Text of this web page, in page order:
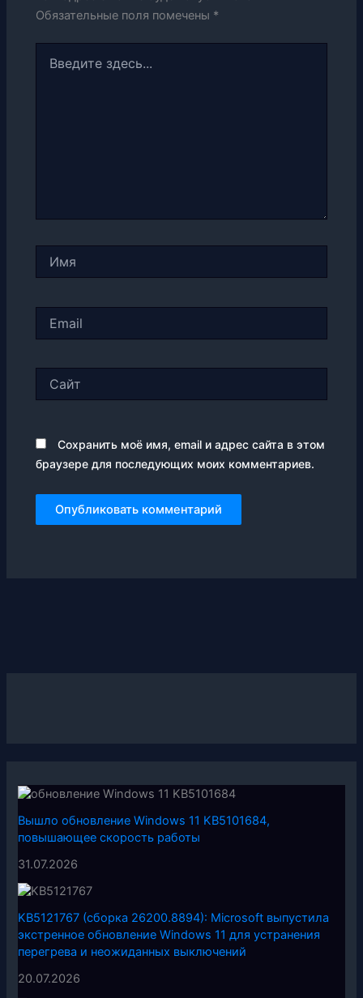
Обязательные поля помечены *
здесь...
Сохранить моё имя, email и адрес сайта в этом
браузере для последующих моих комментариев.
Вышло обновление Windows 11 KB5101684,
повышающее скорость работы
31.07.2026
KB5121767 (сборка 26200.8894): Microsoft выпустила
экстренное обновление Windows 11 для устранения
перегрева и неожиданных выключений
20.07.2026